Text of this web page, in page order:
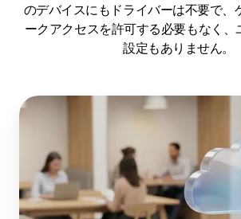
のデバイスにもドライバーは不要で、
ークアクセスを許可する必要もなく、
設定もありません。